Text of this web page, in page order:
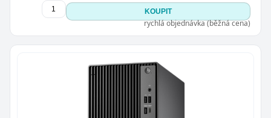
KOUPIT
rychlá objednávka (běžná cena)